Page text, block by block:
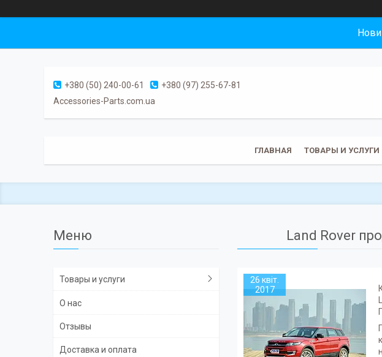
+380 (50) 240-00-61
+380 (97) 255-67-81
Accessories-Parts.com.ua
ГЛАВНАЯ ТОВАРЫ И УСЛУГИ
Land Rover
26 квіт.
2017
Товары и услуги
О нас
Отзывы
Доставка и оплата